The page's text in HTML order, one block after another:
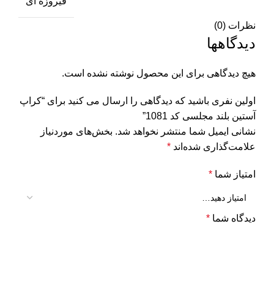
نظرات (0)
دیدگاهها
هیچ دیدگاهی برای این محصول نوشته نشده است.
اولین نفری باشید که دیدگاهی را ارسال می کنید برای “کراپ
آستین‌ بلند مجلسی کد 1081”
نشانی ایمیل شما منتشر نخواهد شد. بخش‌های موردنیاز
علامت‌گذاری شده‌اند *
امتیاز شما *
دیدگاه شما *